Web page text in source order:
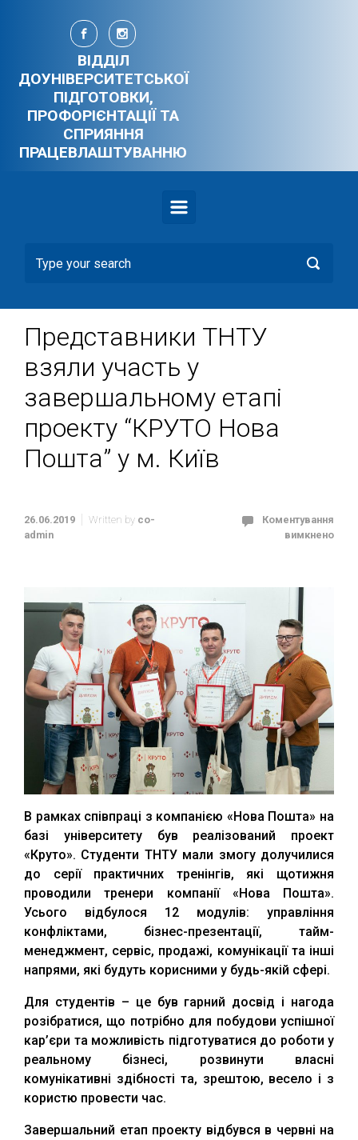
Skip to main content
ВІДДІЛ
ДОУНІВЕРСИТЕТСЬКОЇ
ПІДГОТОВКИ,
ПРОФОРІЄНТАЦІЇ ТА
СПРИЯННЯ
ПРАЦЕВЛАШТУВАННЮ
Представники ТНТУ
взяли участь у
завершальному етапі
проекту “КРУТО Нова
Пошта” у м. Київ
26.06.2019 Written by co-
admin
Коментування
вимкнено
В рамках співпраці з компанією «Нова Пошта» на
базі університету був реалізований проект
«Круто». Студенти ТНТУ мали змогу долучилися
до серії практичних тренінгів, які щотижня
проводили тренери компанії «Нова Пошта».
Усього відбулося 12 модулів: управління
конфліктами, бізнес-презентації, тайм-
менеджмент, сервіс, продажі, комунікації та інші
напрями, які будуть корисними у будь-якій сфері.
Для студентів – це був гарний досвід і нагода
розібратися, що потрібно для побудови успішної
кар’єри та можливість підготуватися до роботи у
реальному бізнесі, розвинути власні
комунікативні здібності та, зрештою, весело і з
користю провести час.
Завершальний етап проекту відбувся в червні на